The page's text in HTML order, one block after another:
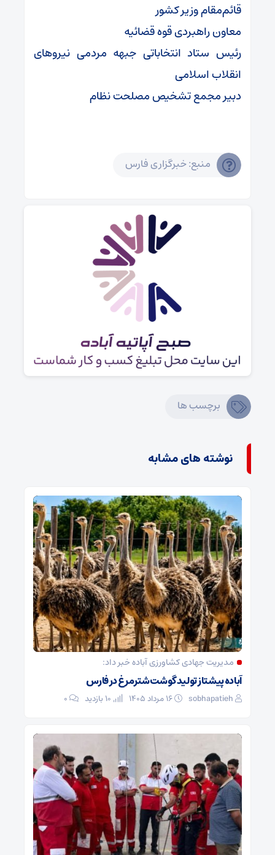
قائم‌مقام وزیر کشور
معاون راهبردی قوه قضائیه
رئیس ستاد انتخاباتی جبهه مردمی نیروهای
انقلاب اسلامی
دبیر مجمع تشخیص مصلحت نظام
منبع: خبرگزاری فارس
برچسب ها
نوشته های مشابه
مدیریت جهادی کشاورزی آباده خبر داد:
آباده پیشتاز تولید گوشت شترمرغ در فارس
sobhapatieh ۰